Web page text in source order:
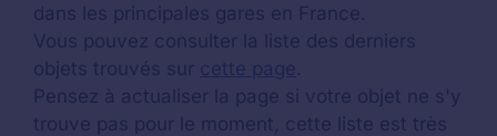
dans les principales gares en France.
Vous pouvez consulter la liste des derniers
objets trouvés sur cette page.
Pensez à actualiser la page si votre objet ne s'y
trouve pas pour le moment, cette liste est très